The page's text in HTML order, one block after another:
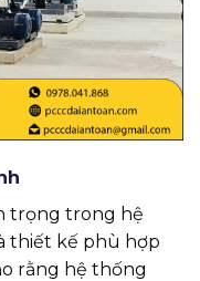
trọng trong hệ
thiết kế phù hợp
rằng hệ thống